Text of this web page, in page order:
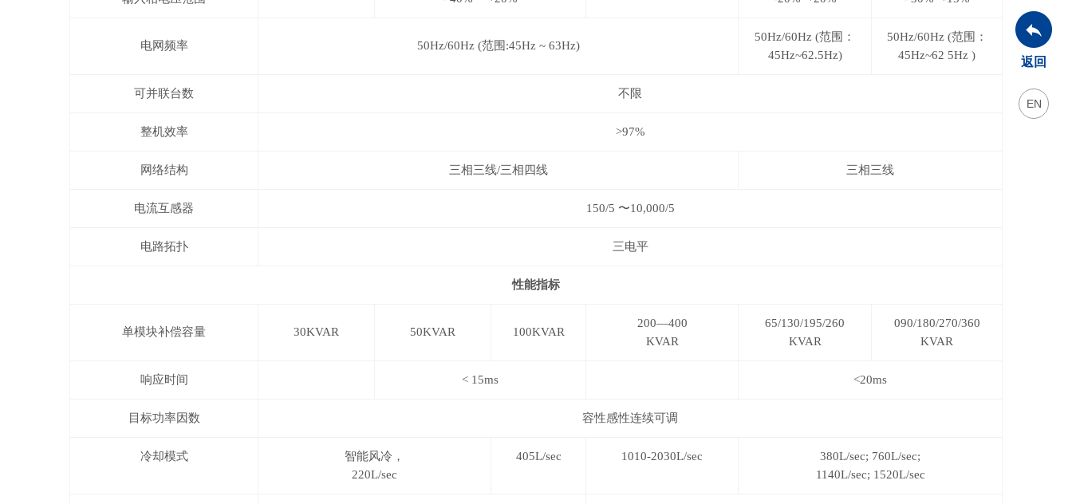
电网频率 50Hz/60Hz (范围:45Hz ~ 63Hz)
50Hz/60Hz (范围：
45Hz~62.5Hz)
50Hz/60Hz (范围：
45Hz~62 5Hz )
可并联台数 不限
整机效率 >97%
网络结构 三相三线/三相四线 三相三线
电流互感器 150/5 〜10,000/5
电路拓扑 三电平
性能指标
单模块补偿容量 30KVAR 50KVAR 100KVAR
200—400
KVAR
65/130/195/260
KVAR
090/180/270/360
KVAR
响应时间 < 15ms <20ms
目标功率因数 容性感性连续可调
冷却模式
智能风冷，
220L/sec
405L/sec 1010-2030L/sec
380L/sec; 760L/sec;
1140L/sec; 1520L/sec
返回
EN